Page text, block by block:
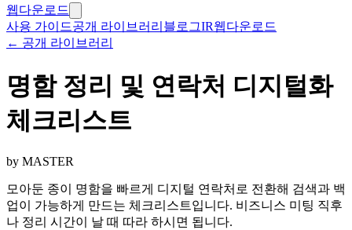
웹다운로드
사용 가이드공개 라이브러리 블로그IR웹다운로드
← 공개 라이브러리
명함 정리 및 연락처 디지털화
체크리스트
by MASTER
모아둔 종이 명함을 빠르게 디지털 연락처로 전환해 검색과 백
업이 가능하게 만드는 체크리스트입니다. 비즈니스 미팅 직후
나 정리 시간이 날 때 따라 하시면 됩니다.